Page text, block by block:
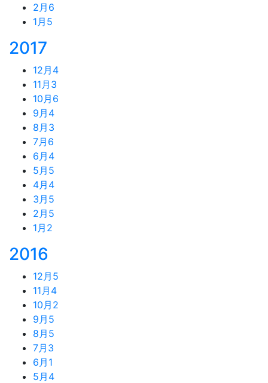
2月 6
1月 5
2017
12月 4
11月 3
10月 6
9月 4
8月 3
7月 6
6月 4
5月 5
4月 4
3月 5
2月 5
1月 2
2016
12月 5
11月 4
10月 2
9月 5
8月 5
7月 3
6月 1
5月 4